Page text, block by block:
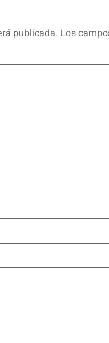
publicada. Los